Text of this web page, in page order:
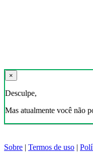
×
Desculpe,
Mas atualmente você não
Sobre | Termos de uso |